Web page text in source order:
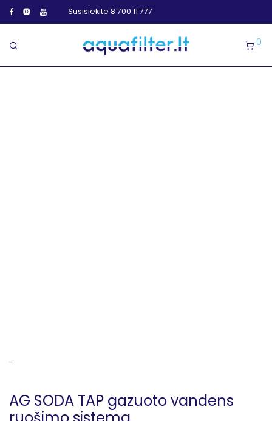
Susisiekite 8 700 11 777
0
..
AG SODA TAP gazuoto vandens